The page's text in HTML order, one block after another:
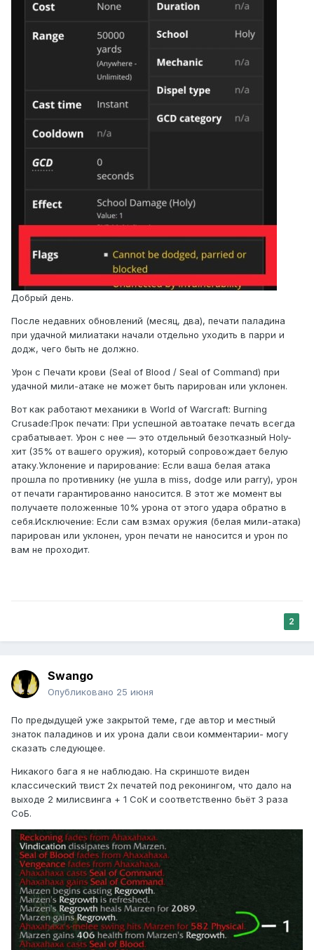
Добрый день.
После недавних обновлений (месяц, два), печати паладина
при удачной милиатаки начали отдельно уходить в парри и
додж, чего быть не должно.
Урон с Печати крови (Seal of Blood / Seal of Command) при
удачной мили-атаке не может быть парирован или уклонен.
Вот как работают механики в World of Warcraft: Burning
Crusade:Прок печати: При успешной автоатаке печать всегда
срабатывает. Урон с нее — это отдельный безотказный Holy-
хит (35% от вашего оружия), который сопровождает белую
атаку.Уклонение и парирование: Если ваша белая атака
прошла по противнику (не ушла в miss, dodge или parry), урон
от печати гарантированно наносится. В этот же момент вы
получаете положенные 10% урона от этого удара обратно в
себя.Исключение: Если сам взмах оружия (белая мили-атака)
парирован или уклонен, урон печати не наносится и урон по
вам не проходит.
2
Swango
Опубликовано 25 июня
По предыдущей уже закрытой теме, где автор и местный
знаток паладинов и их урона дали свои комментарии- могу
сказать следующее.
Никакого бага я не наблюдаю. На скриншоте виден
классический твист 2х печатей под реконингом, что дало на
выходе 2 милисвинга + 1 СоК и соответственно бьёт 3 раза
СоБ.